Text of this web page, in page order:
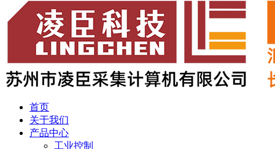
首页
关于我们
产品中心
工业控制